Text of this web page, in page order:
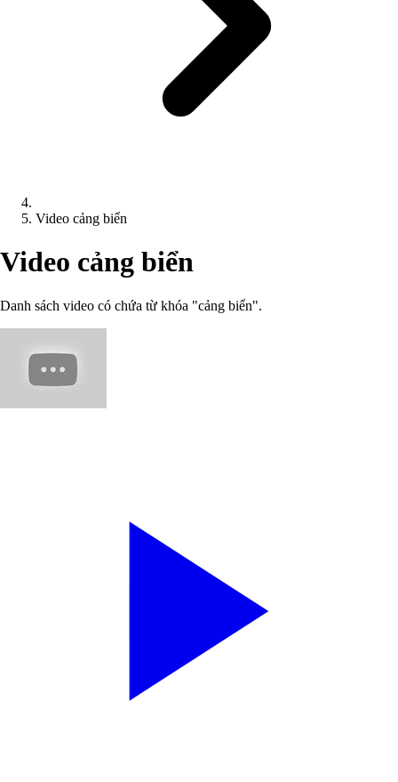
Video cảng biển
Video cảng biển
Danh sách video có chứa từ khóa "cảng biển".